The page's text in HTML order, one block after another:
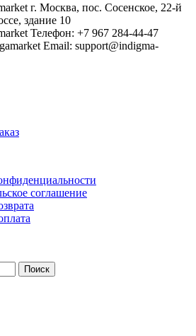
г. Москва, пос. Сосенское, 22-й
здание 10
Телефон: +7 967 284-44-47
Email: support@indigma-
соглашение
Поиск